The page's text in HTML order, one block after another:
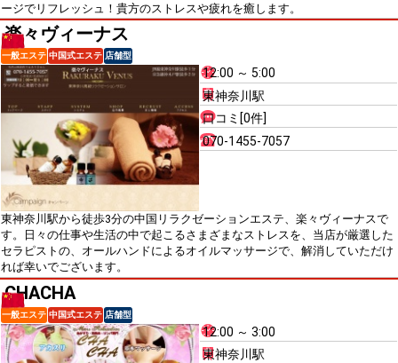
ージでリフレッシュ！貴方のストレスや疲れを癒します。
楽々ヴィーナス
一般エステ 中国式エステ 店舗型
12:00 ～ 5:00
東神奈川駅
口コミ[0件]
070-1455-7057
東神奈川駅から徒歩3分の中国リラクゼーションエステ、楽々ヴィーナスで
す。日々の仕事や生活の中で起こるさまざまなストレスを、当店が厳選した
セラピストの、オールハンドによるオイルマッサージで、解消していただけ
れば幸いでございます。
CHACHA
一般エステ 中国式エステ 店舗型
12:00 ～ 3:00
東神奈川駅